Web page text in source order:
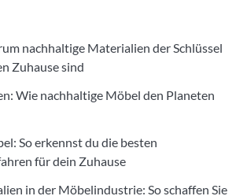
nachhaltige Materialien der Schlüssel
Zuhause sind
Wie nachhaltige Möbel den Planeten
So erkennst du die besten
für dein Zuhause
in der Möbelindustrie: So schaffen Sie